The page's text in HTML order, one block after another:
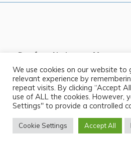
Dorf Natur Museum
Blog
Reserved
We use cookies on our website to
relevant experience by
repeat visits. By clicking “Accept
use of ALL the cookies. However,
Settings" to provide a controlled
Cookie Settings Accept All